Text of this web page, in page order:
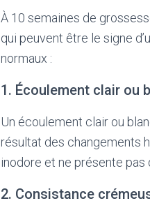
À 10 semaines de
qui peuvent être le signe
normaux :
1. Écoulement clair ou
Un écoulement clair ou
résultat des changements
inodore et ne présente pas
2. Consistance